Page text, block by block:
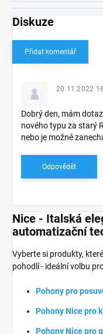
Diskuze
Přidat komentář
í
20.11.2022
Dobrý den, mám
nového typu za starý
nebo je možné
Odpovědět
Nice - Italská
automatizační
Vyberte si produkty,
pohodlí - ideální volbu
Pohony pro
Pohony Nice pro
Pohony Nice pro